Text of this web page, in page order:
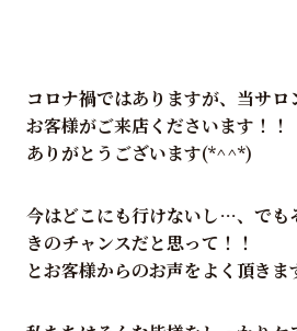
コロナ禍ではありますが、当サ
お客様がご来店くださいます！！
ありがとうございます(*^^*)
今はどこにも行けないし…、でも
きのチャンスだと思って！！
とお客様からのお声をよく頂き